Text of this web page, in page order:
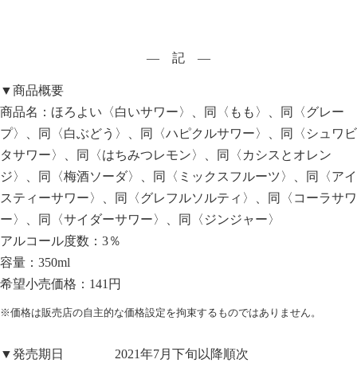
― 記 ―
▼商品概要
商品名：ほろよい〈白いサワー〉、同〈もも〉、同〈グレー
プ〉、同〈白ぶどう〉、同〈ハピクルサワー〉、同〈シュワビ
タサワー〉、同〈はちみつレモン〉、同〈カシスとオレン
ジ〉、同〈梅酒ソーダ〉、同〈ミックスフルーツ〉、同〈アイ
スティーサワー〉、同〈グレフルソルティ〉、同〈コーラサワ
ー〉、同〈サイダーサワー〉、同〈ジンジャー〉
アルコール度数：3％
容量：350ml
希望小売価格：141円
※価格は販売店の自主的な価格設定を拘束するものではありません。
▼発売期日 2021年7月下旬以降順次